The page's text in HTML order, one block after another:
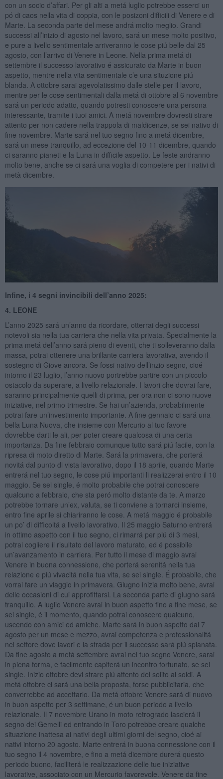
con un socio d’affari. Per gli alti a metá luglio potrebbe esserci un
pó di caos nella vita di coppia, con le posizoni difficili di Venere e di
Marte. La seconda parte del mese andrá molto meglio. Grandi
successi all’inizio di agosto nel lavoro, sará un mese molto positivo,
e pure a livello sentimentale arriveranno le cose piú belle dal 25
agosto, con l’arrivo di Venere in Leone. Nella prima metá di
settembre il successo lavorativo é assicurato da Marte in buon
aspetto, mentre nella vita sentimentale c’e una situzione piú
blanda. A ottobre sarai agevolatissimo dalle stelle per il lavoro,
mentre per le cose sentimentali dalla metá di ottobre al 6 novembre
sará un periodo adatto, quando potresti conoscere una persona
interessante, tramite i tuoi amici. A metá novembre dovresti strare
attento per non cadere nella trappola di maldicenze, se sei nativo di
fine novembre. Marte sará nel tuo segno fino a metá dicembre,
sará un mese tranquillo, ad eccezione del 10-11 dicembre, quando
ci saranno pianeti e la Luna in difficile aspetto. Le feste andranno
molto bene, anche se ci sará una voglia di competere per i nativi di
metà dicembre.
Infine, i 4 segni invincibili dell’anno 2025:
4. LEONE
L’anno 2025 sará un’anno da ricordare, otterrai degli successi
notevoli sia nella tua carriera che nella vita privata. Specialmente la
prima metá dell’anno sará pieno di eventi, che ti solleveranno dalla
massa, potrai ottenere una brillante carriera lavorativa, avendo il
sostegno di Giove ancora. Se fossi nativo dell’inzio segno, cioé
intorno il 23 luglio, l’anno nuovo portrebbe partire con un piccolo
ostacolo da superare, a livello relazionale. I lavori che dovrai fare,
saranno principalmente quelli di prima, per ora non ci sono nuove
iniziative, nel primo trimestre. Se hai un’azienda, probabilmente
potrai fare un’investimento importante. A fine gennaio ci sará una
bella Luna Nuova, che insieme con Mercurio al tuo favore
dovrebbe darti le ali, per poter creare qualcosa di una certa
importanza. Da fine febbraio comunque tutto sará piú facile, con la
ripresa di moto diretto di Marte. Sará la primavera, che porterá
novitá dal punto di vista lavorativo, dopo il 18 aprile, quando Marte
entrerá nel tuo segno, le cose piú importanti li realizzerai entro il 10
maggio. Se sei single, é molto probabile che potrai conoscere
qualcuno a febbraio, che sta peró molto distante da te. A marzo
potrebbe tornare un’ex, valuta, se ti conviene a tornarci insieme,
entro fine aprile si chiariranno le cose. A metá maggio é probabile
un po’ di difficoltá a livello lavorativo. Il 25 maggio Saturno entrerá
in ottimo aspetto con il tuo segno, ci rimarrá per piú di 3 mesi,
potrai cogliere il risultato del lavoro maturato, ed é possibile
un’avanzamento in carriera. Per tutto il mese di maggio avrai
Venere in buona connessione, che porterá serenitá nella tua
relazione e piú vivacitá nella tua vita, se sei single. É probabile, che
vorrai fare un viaggio in primavera. Giugno inizia molto bene, avrai
delle occasioni di cui approfittarsi. La seconda parte di giugno sará
tranquillo. A luglio Venere avrai in buon aspetto fino a fine mese, se
sei single, é il momento, quando potrai conoscere qualcuno,
uscendo con amici ed amiche. Marte sará in buon aspetto dal 7
agosto per un mese e mezzo, avrai competenza e professionalitá
nel settore dove lavori e la strada per il successo sará piú spianata.
Da fine agosto a metá settembre avrai nel tuo segno Venere, sarai
in piena forma, e facilmente capiterá un incontro fortunato, se sei
single. Inizio ottobre devi strare piú attento del solito ai soldi. A
metá ottobre ci sará una bella proposta, forse pubblicitaria, che
converrebbe ad accettarlo. Da metá ottobre Venere sará di nuovo
in buon aspetto per 3 settimane, é un buon periodo a livello
relazionale. Il 7 novembre Urano in moto retrogrado lascierá il
segno dei Gemelli ed entrando in Toro potrebbe creare qualche
situazione inattesa ai nativi degli ultimi giorni del segno, cioé ai
nativi intorno 20 agosto. Marte entrerá in buona connessione con il
tuo segno il 4 novembre, e fino a metá dicembre durerá questo
periodo buono, faciliterá le realizzazione delle tue iniziative
lavorative, associato con un Mercurio favorevole. Venere da fine